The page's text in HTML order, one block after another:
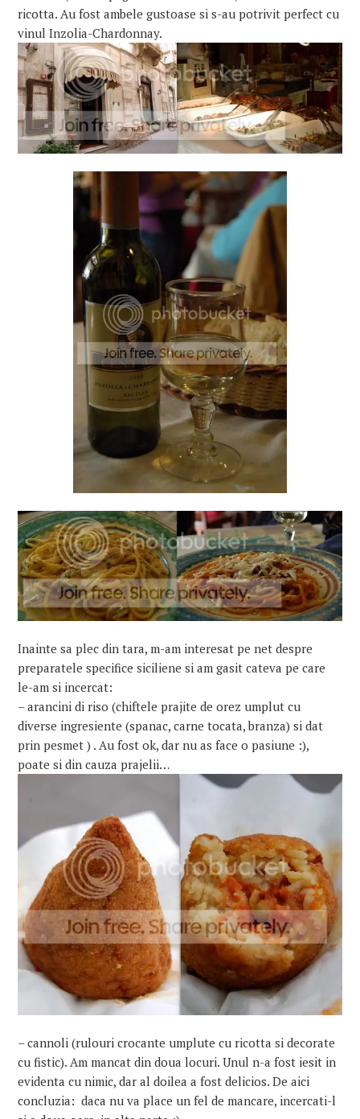
ricotta. Au fost ambele gustoase si s-au potrivit perfect cu
vinul Inzolia-Chardonnay.
Inainte sa plec din tara, m-am interesat pe net despre
preparatele specifice siciliene si am gasit cateva pe care
le-am si incercat:
– arancini di riso (chiftele prajite de orez umplut cu
diverse ingresiente (spanac, carne tocata, branza) si dat
prin pesmet ) . Au fost ok, dar nu as face o pasiune :),
poate si din cauza prajelii…
– cannoli (rulouri crocante umplute cu ricotta si decorate
cu fistic). Am mancat din doua locuri. Unul n-a fost iesit in
evidenta cu nimic, dar al doilea a fost delicios. De aici
concluzia: daca nu va place un fel de mancare, incercati-l